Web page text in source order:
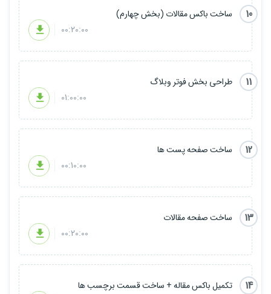
10
ساخت باکس مقالات (بخش چهارم)
00:20:00
11
طراحی بخش فوتر وبلاگ
01:00:00
12
ساخت صفحه پست ها
00:10:00
13
ساخت صفحه مقالات
00:20:00
14
تکمیل باکس مقاله + ساخت قسمت برچسب ها